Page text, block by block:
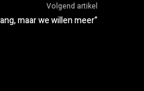
Volgend artikel
maar we willen meer”